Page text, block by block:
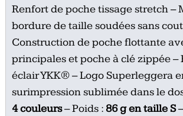
Renfort de poche tissage stretch –
bordure de taille soudées sans
Construction de poche flottante
principales et poche à clé zippée –
éclair YKK® – Logo Superleggera
surimpression sublimée dans le
4 couleurs– Poids : 86 gen taille S